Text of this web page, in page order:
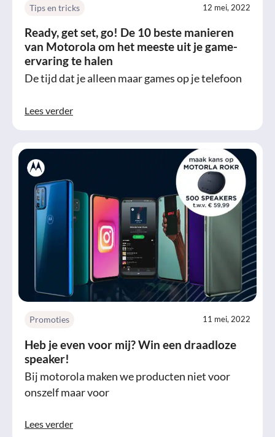
Tips en tricks 12 mei, 2022
Ready, get set, go! De 10 beste manieren
van Motorola om het meeste uit je game-
ervaring te halen
De tijd dat je alleen maar games op je telefoon
Lees verder
Promoties 11 mei, 2022
Heb je even voor mij? Win een draadloze
speaker!
Bij motorola maken we producten niet voor
onszelf maar voor
Lees verder